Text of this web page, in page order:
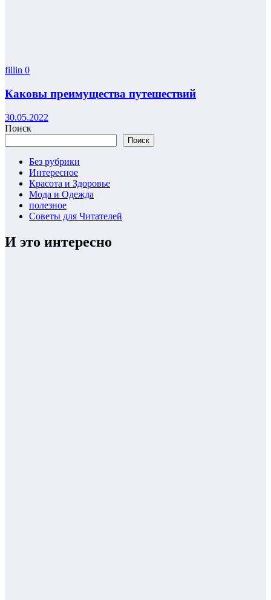
fillin 0
Каковы преимущества путешествий
30.05.2022
Поиск
Поиск
Без рубрики
Интересное
Красота и Здоровье
Мода и Одежда
полезное
Советы для Читателей
И это интересно